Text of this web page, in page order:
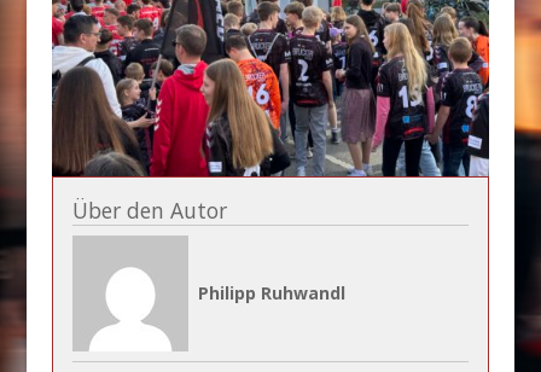
Über den Autor
Philipp Ruhwandl